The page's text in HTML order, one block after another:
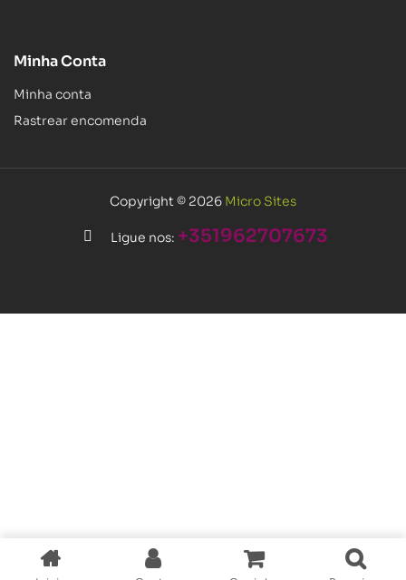
Minha Conta
Minha conta
Rastrear encomenda
Copyright © 2026 Micro Sites
Ligue nos: +351962707673